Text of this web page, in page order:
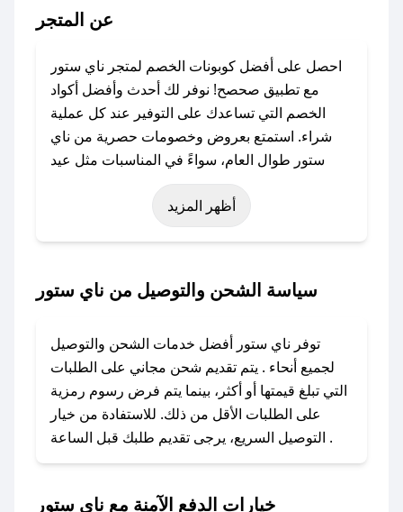
عن المتجر
احصل على أفضل كوبونات الخصم لمتجر ناي ستور
مع تطبيق صحصح! نوفر لك أحدث وأفضل أكواد
الخصم التي تساعدك على التوفير عند كل عملية
شراء. استمتع بعروض وخصومات حصرية من ناي
ستور طوال العام، سواءً في المناسبات مثل عيد
الفطر، عيد الأضحى، الجمعة البيضاء (شهر نوفمبر)،
رمضان، اليوم الوطني، يوم التأسيس، أو حتى عروض
باستخدام تطبيق صحصح، يمكنك العثور بسهولة على
تواصل معنا عبر تويتر أو البريد الإلكتروني لإضافته
بسرعة.
### كيفية استخدام كود خصم ناي ستور؟
1. انسخ كود الخصم من تطبيق صحصح.
2. الصقه في خانة الدفع عند التسوق من ناي ستور.
أظهر المزيد
سياسة الشحن والتوصيل من ناي ستور
توفر ناي ستور أفضل خدمات الشحن والتوصيل
لجميع أنحاء . يتم تقديم شحن مجاني على الطلبات
التي تبلغ قيمتها أو أكثر، بينما يتم فرض رسوم رمزية
على الطلبات الأقل من ذلك. للاستفادة من خيار
التوصيل السريع، يرجى تقديم طلبك قبل الساعة .
خيارات الدفع الآمنة مع ناي ستور